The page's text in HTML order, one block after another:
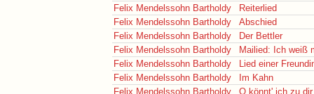
Felix Mendelssohn Bartholdy
Reiterlied
Felix Mendelssohn Bartholdy
Abschied
Felix Mendelssohn Bartholdy
Der Bettler
Felix Mendelssohn Bartholdy
Mailied: Ich weiß
Felix Mendelssohn Bartholdy
Lied einer
Felix Mendelssohn Bartholdy
Im Kahn
Felix Mendelssohn Bartholdy
O könnt' ich zu